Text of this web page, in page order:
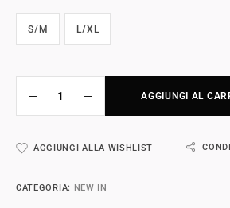
S/M L/XL
AGGIUNGI AL
AGGIUNGI ALLA WISHLIST
CATEGORIA: NEW IN